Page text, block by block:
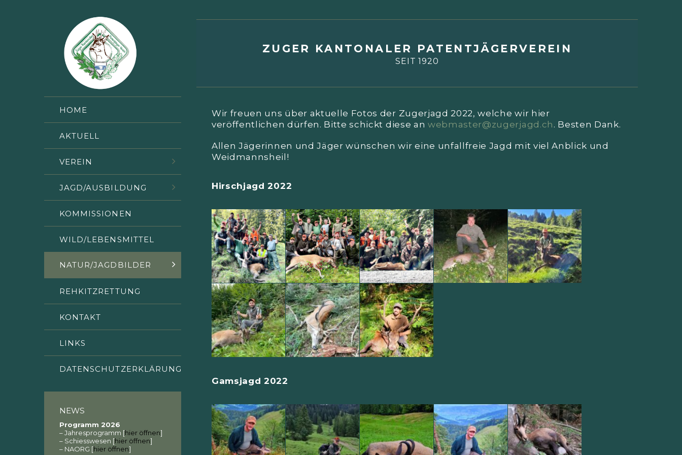
HOME
AKTUELL
VEREIN
JAGD/AUSBILDUNG
KOMMISSIONEN
WILD/LEBENSMITTEL
NATUR/JAGDBILDER
REHKITZRETTUNG
KONTAKT
LINKS
DATENSCHUTZERKLÄRUNG
NEWS
Programm 2026
– Jahresprogramm [hier öffnen]
– Schiesswesen [hier öffnen]
– NAORG [hier öffnen]
ZUGER KANTONALER PATENTJÄGERVEREIN
SEIT 1920
Wir freuen uns über aktuelle Fotos der Zugerjagd 2022, welche wir hier
veröffentlichen dürfen. Bitte schickt diese an webmaster@zugerjagd.ch . Besten Dank.
Allen Jägerinnen und Jäger wünschen wir eine unfallfreie Jagd mit viel Anblick und
Weidmannsheil!
Hirschjagd 2022
Gamsjagd 2022